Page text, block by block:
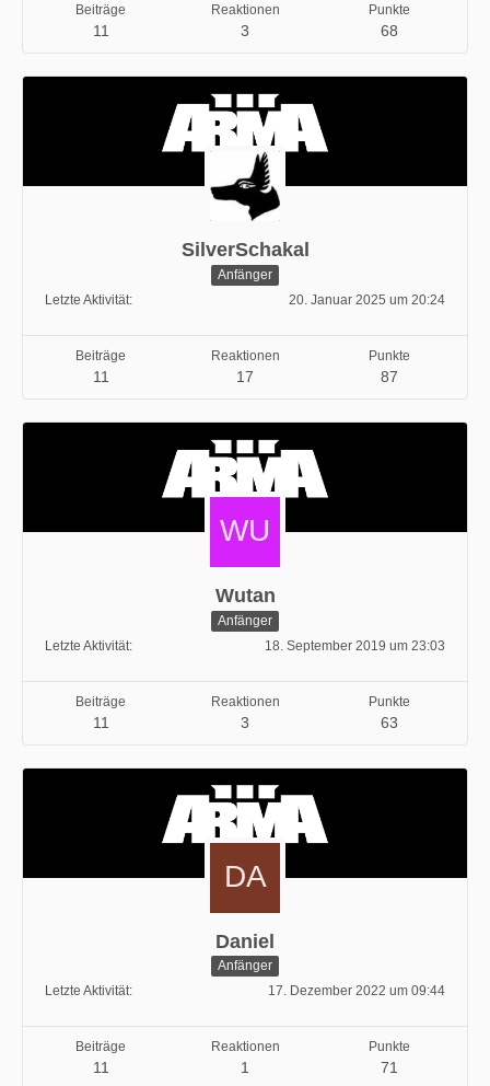
Beiträge
11
Reaktionen
3
Punkte
68
SilverSchakal
Anfänger
Letzte Aktivität
20. Januar 2025 um 20:24
Beiträge
11
Reaktionen
17
Punkte
87
Wutan
Anfänger
Letzte Aktivität
18. September 2019 um 23:03
Beiträge
11
Reaktionen
3
Punkte
63
Daniel
Anfänger
Letzte Aktivität
17. Dezember 2022 um 09:44
Beiträge
11
Reaktionen
1
Punkte
71